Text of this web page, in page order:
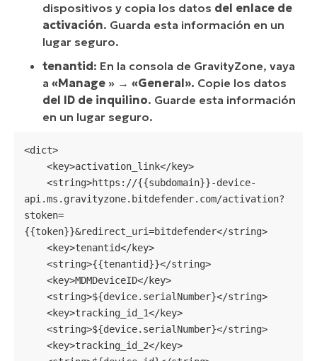
dispositivos y copia los datos del enlace de
activación. Guarda esta información en un
lugar seguro.
tenantid: En la consola de GravityZone, vaya
a «Manage » → «General». Copie los datos
del ID de inquilino. Guarde esta información
en un lugar seguro.
<dict>
api.ms.gravityzone.bitdefender.com/activation?
stoken=
{{token}}&redirect_uri=bitdefender</string>